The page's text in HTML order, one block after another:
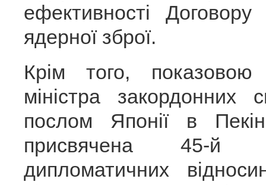
ефективності
ядерної зброї.
Крім того, показовою
міністра
послом Японії в
присвячена 45-й
дипломатичних